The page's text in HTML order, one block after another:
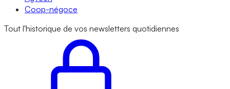
Coop-négoce
Tout l'historique de vos newsletters quotidiennes